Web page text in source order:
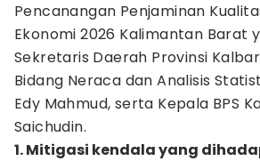
Pencanangan Penjaminan
Ekonomi 2026 Kalimantan Barat
Sekretaris Daerah Provinsi
Bidang Neraca dan Analisis
Edy Mahmud, serta Kepala BPS
Saichudin.
1. Mitigasi kendala yang